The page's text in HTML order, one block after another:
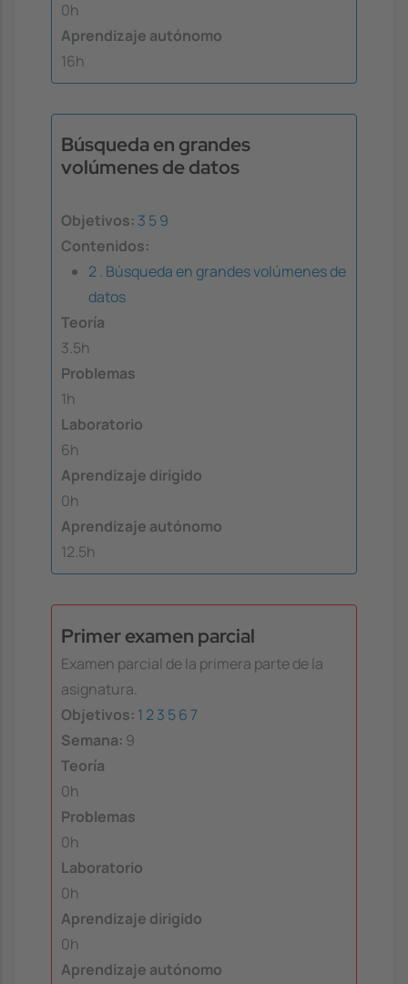
0h
Aprendizaje autónomo
16h
Búsqueda en grandes
volúmenes de datos
Objetivos: 3 59
Contenidos:
2 . Búsqueda en grandes volúmenes de
datos
Teoría
3.5h
Problemas
1h
Laboratorio
6h
Aprendizaje dirigido
0h
Aprendizaje autónomo
12.5h
Primer examen parcial
Examen parcial de la primera parte de la
asignatura.
Objetivos: 1 23 56 7
Semana: 9
Teoría
0h
Problemas
0h
Laboratorio
0h
Aprendizaje dirigido
0h
Aprendizaje autónomo